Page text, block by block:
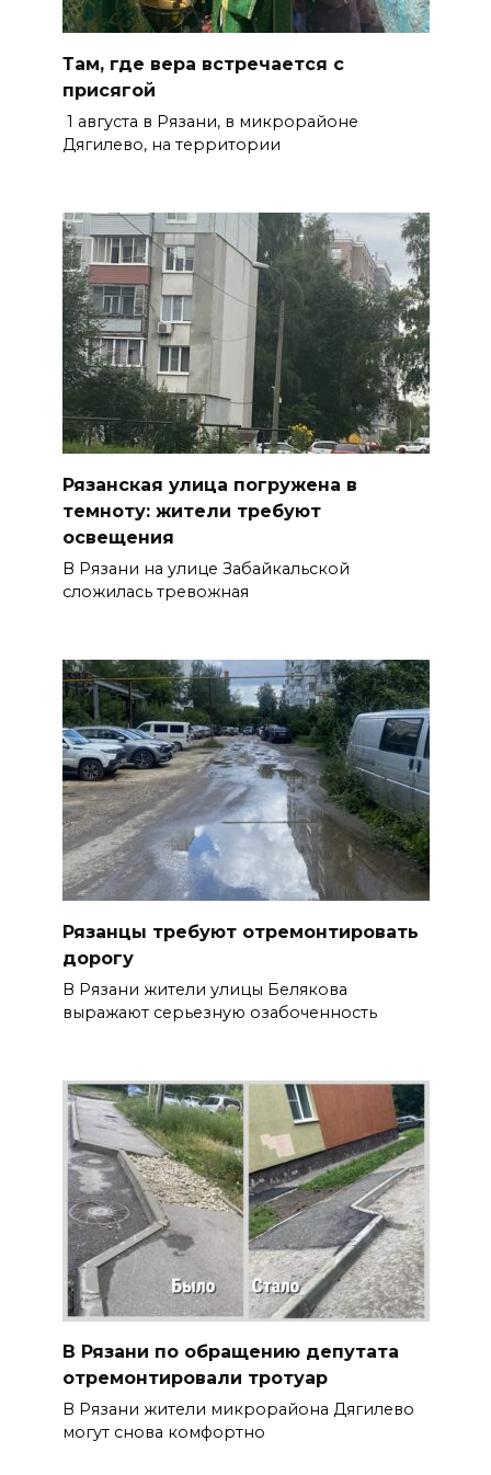
Там, где вера встречается с
присягой
1 августа в Рязани, в микрорайоне
Дягилево, на территории
Рязанская улица погружена в
темноту: жители требуют
освещения
В Рязани на улице Забайкальской
сложилась тревожная
Рязанцы требуют отремонтировать
дорогу
В Рязани жители улицы Белякова
выражают серьезную озабоченность
В Рязани по обращению депутата
отремонтировали тротуар
В Рязани жители микрорайона Дягилево
могут снова комфортно